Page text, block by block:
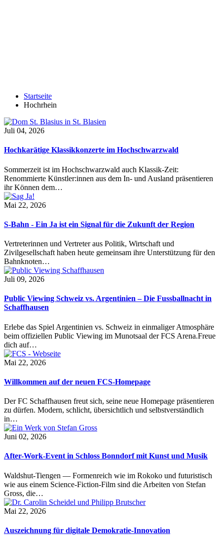
Startseite
Hochrhein
Juli 04, 2026
Hochkarätige Klassikkonzerte im Hochschwarzwald
Sommerzeit ist im Hochschwarzwald auch Klassik-Zeit:
Renommierte Künstler:innen aus dem In- und Ausland präsentieren
ihr Können dem…
Mai 22, 2026
S-Bahn - Ein Ja ist ein Signal für die Zukunft der Region
Vertreterinnen und Vertreter aus Politik, Wirtschaft und
Zivilgesellschaft haben heute gemeinsam ihre Unterstützung für den
Bahnknoten…
Juli 09, 2026
Public Viewing Schweiz vs. Argentinien – Die Fussballnacht in
Schaffhausen
Erlebe das Spiel Argentinien vs. Schweiz in einmaliger Atmosphäre
beim offiziellen Public Viewing im Munotsaal der FCS Arena.Freue
dich auf…
Mai 22, 2026
Willkommen auf der neuen FCS-Homepage
Der FC Schaffhausen freut sich, seine neue Homepage präsentieren
zu dürfen. Modern, schlicht, übersichtlich und selbstverständlich
in…
Juni 02, 2026
After-Work-Event in Schloss Bonndorf mit Kunst und Musik
Waldshut-Tiengen — Formenreich wie im Rokoko und futuristisch
wie aus einem Science-Fiction-Film sind die Arbeiten von Stefan
Gross, die…
Mai 22, 2026
Auszeichnung für digitale Demokratie-Innovation